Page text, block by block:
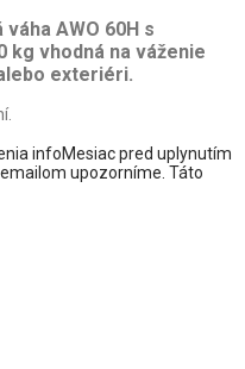
AWO 60H s
kg vhodná na váženie
exteriéri.
infoMesiac pred uplynutím
upozorníme. Táto